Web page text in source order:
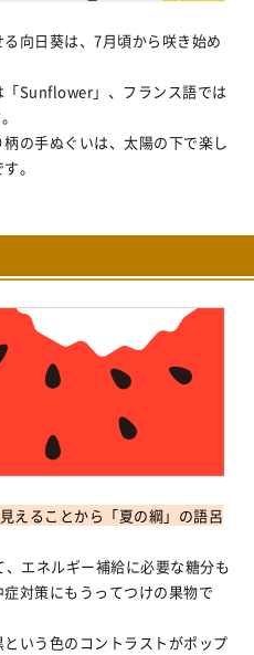
向日葵は、7月頃から咲き始め
「Sunflower」、フランス語では
の手ぬぐいは、太陽の下で楽し
。
えることから「夏の綱」の語呂
エネルギー補給に必要な糖分も
対策にもうってつけの果物で
いう色のコントラストがポップ